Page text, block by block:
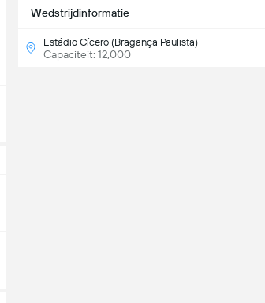
Wedstrijdinformatie
Estádio Cícero (Bragança Paulista)
Capaciteit: 12,000